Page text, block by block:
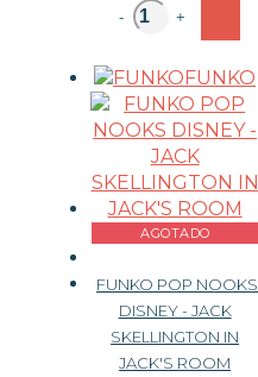
- +
FUNKO
AGOTADO
FUNKO POP NOOKS
DISNEY - JACK
SKELLINGTON IN
JACK'S ROOM